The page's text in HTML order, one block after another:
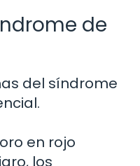
de
del síndrome
en rojo
los